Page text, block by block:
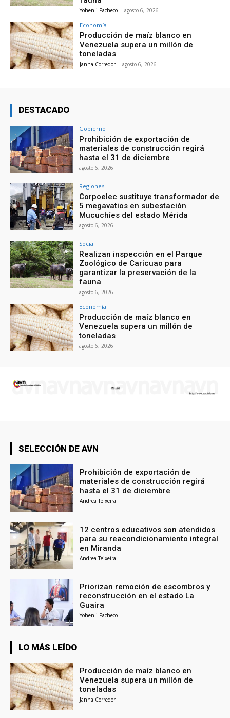
Yohenli Pacheco - agosto 6, 2026
Economía
Producción de maíz blanco en
Venezuela supera un millón de
toneladas
Janna Corredor - agosto 6, 2026
DESTACADO
Gobierno
Prohibición de exportación de
materiales de construcción regirá
hasta el 31 de diciembre
agosto 6, 2026
Regiones
Corpoelec sustituye transformador de
5 megavatios en subestación
Mucuchíes del estado Mérida
agosto 6, 2026
Social
Realizan inspección en el Parque
Zoológico de Caricuao para
garantizar la preservación de la
fauna
agosto 6, 2026
Economía
Producción de maíz blanco en
Venezuela supera un millón de
toneladas
agosto 6, 2026
SELECCIÓN DE AVN
Prohibición de exportación de
materiales de construcción regirá
hasta el 31 de diciembre
Andrea Teixeira
12 centros educativos son atendidos
para su reacondicionamiento integral
en Miranda
Andrea Teixeira
Priorizan remoción de escombros y
reconstrucción en el estado La
Guaira
Yohenli Pacheco
LO MÁS LEÍDO
Producción de maíz blanco en
Venezuela supera un millón de
toneladas
Janna Corredor